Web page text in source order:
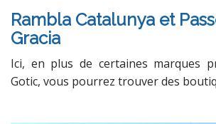
Rambla Catalunya et
Gracia
Ici, en plus de certaines marques
Gotic, vous pourrez trouver des